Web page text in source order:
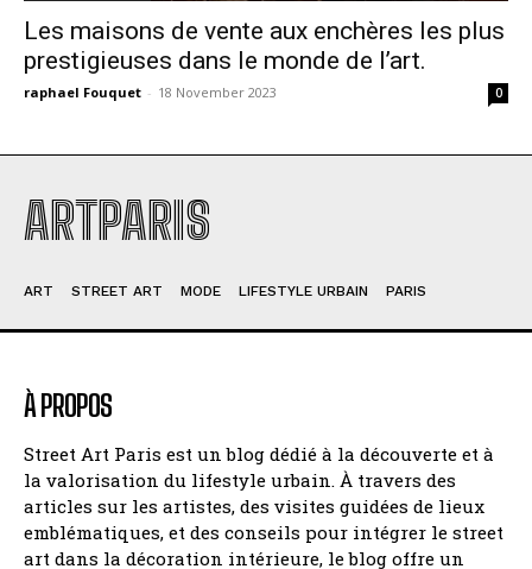
Les maisons de vente aux enchères les plus
prestigieuses dans le monde de lʼart.
raphael Fouquet - 18 November 2023 0
ARTPARIS
ART STREET ART MODE LIFESTYLE URBAIN PARIS
À PROPOS
Street Art Paris est un blog dédié à la découverte et à
la valorisation du lifestyle urbain. À travers des
articles sur les artistes, des visites guidées de lieux
emblématiques, et des conseils pour intégrer le street
art dans la décoration intérieure, le blog offre un